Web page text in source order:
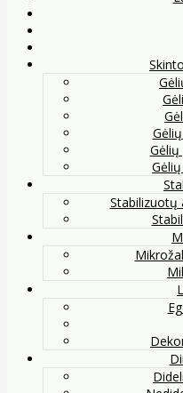
Stabilizuotų